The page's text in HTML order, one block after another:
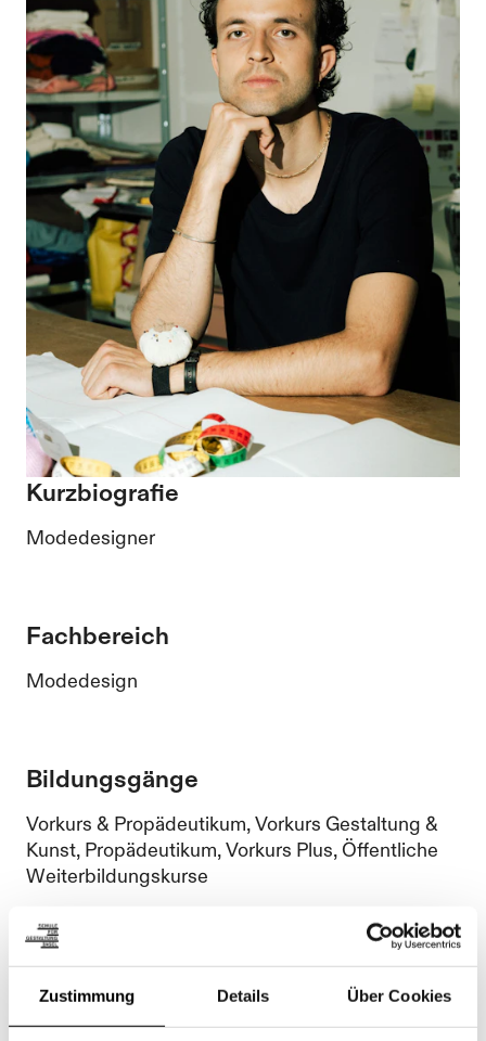
Zustimmung Details Über Cookies
Kurzbiografie
Modedesigner
Fachbereich
Modedesign
Bildungsgänge
Vorkurs & Propädeutikum, Vorkurs Gestaltung &
Kunst, Propädeutikum, Vorkurs Plus, Öffentliche
Weiterbildungskurse
Kontakt